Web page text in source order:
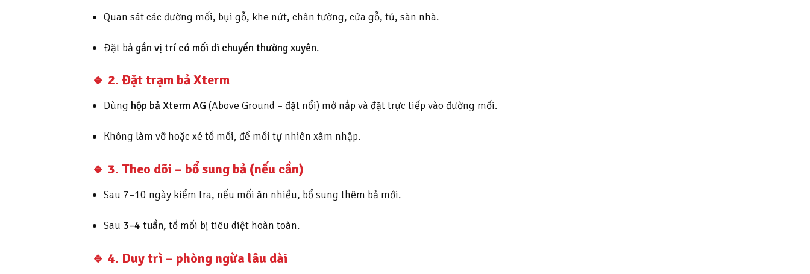
Quan sát các đường mối, bụi gỗ, khe nứt, chân tường, cửa gỗ, tủ, sàn nhà.
Đặt bả gần vị trí có mối di chuyển thường xuyên.
🔹 2. Đặt trạm bả Xterm
Dùng hộp bả Xterm AG (Above Ground – đặt nổi) mở nắp và đặt trực tiếp vào đường mối.
Không làm vỡ hoặc xé tổ mối, để mối tự nhiên xâm nhập.
🔹 3. Theo dõi – bổ sung bả (nếu cần)
Sau 7–10 ngày kiểm tra, nếu mối ăn nhiều, bổ sung thêm bả mới.
Sau 3–4 tuần, tổ mối bị tiêu diệt hoàn toàn.
🔹 4. Duy trì – phòng ngừa lâu dài